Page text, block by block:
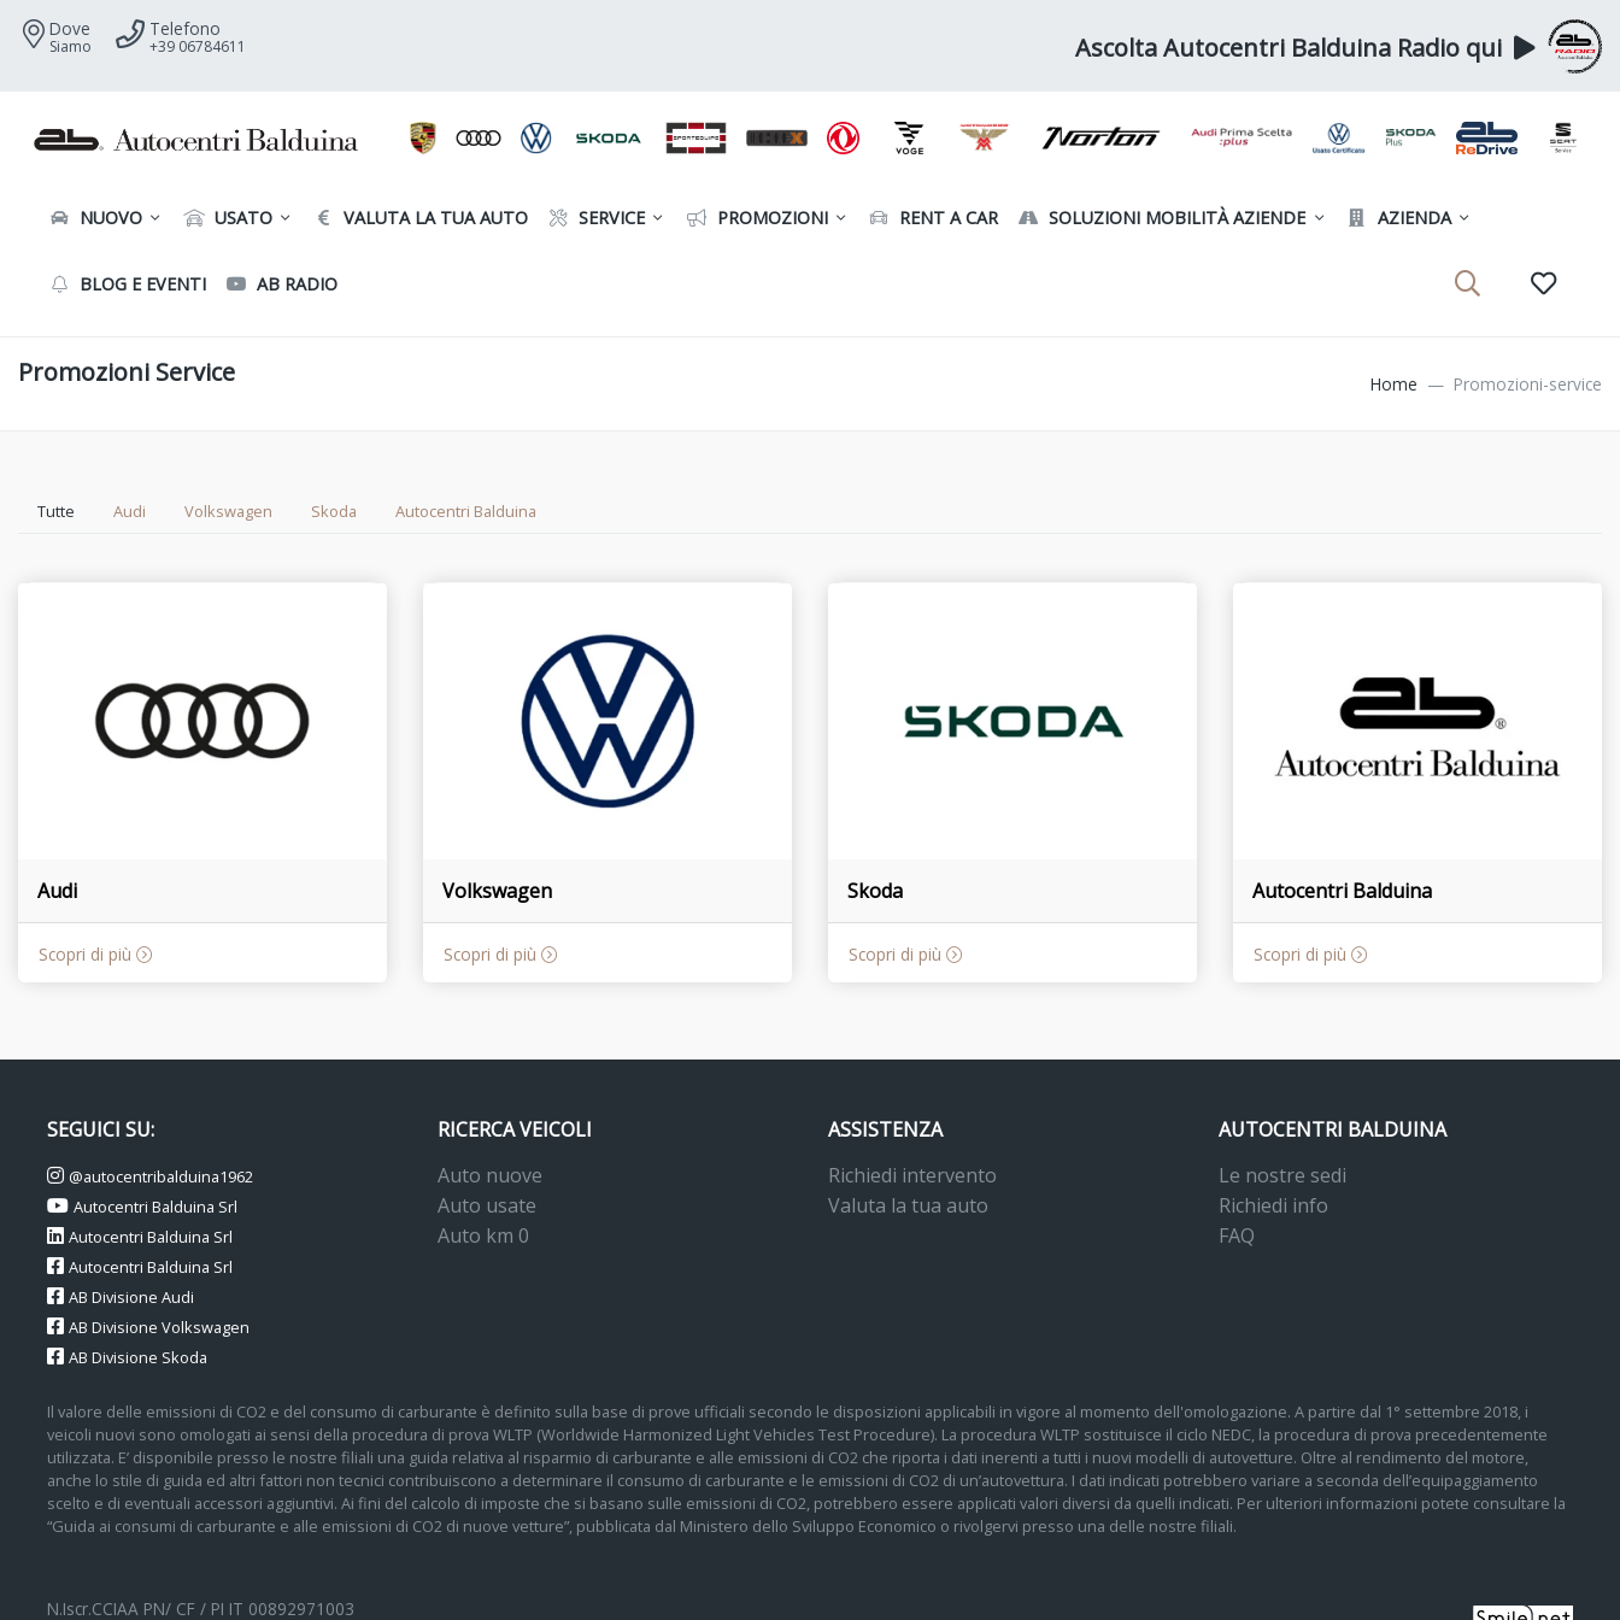
Dove
Siamo
Telefono
+39 06784611 Ascolta Autocentri Balduina Radio qui
NUOVO USATO VALUTA LA TUA AUTO SERVICE PROMOZIONI RENT A CAR SOLUZIONI MOBILITÀ AZIENDE AZIENDA
BLOG E EVENTI AB RADIO
Promozioni Service Home Promozioni-service
Tutte Audi Volkswagen Skoda Autocentri Balduina
Audi
Scopri di più
Volkswagen
Scopri di più
Skoda
Scopri di più
Autocentri Balduina
Scopri di più
SEGUICI SU:
@autocentribalduina1962
Autocentri Balduina Srl
Autocentri Balduina Srl
Autocentri Balduina Srl
AB Divisione Audi
AB Divisione Volkswagen
AB Divisione Skoda
RICERCA VEICOLI
Auto nuove
Auto usate
Auto km 0
ASSISTENZA
Richiedi intervento
Valuta la tua auto
AUTOCENTRI BALDUINA
Le nostre sedi
Richiedi info
FAQ
Il valore delle emissioni di CO2 e del consumo di carburante è definito sulla base di prove ufficiali secondo le disposizioni applicabili in vigore al momento dell'omologazione. A partire dal 1° settembre 2018, i
veicoli nuovi sono omologati ai sensi della procedura di prova WLTP (Worldwide Harmonized Light Vehicles Test Procedure). La procedura WLTP sostituisce il ciclo NEDC, la procedura di prova precedentemente
utilizzata. E’ disponibile presso le nostre filiali una guida relativa al risparmio di carburante e alle emissioni di CO2 che riporta i dati inerenti a tutti i nuovi modelli di autovetture. Oltre al rendimento del motore,
anche lo stile di guida ed altri fattori non tecnici contribuiscono a determinare il consumo di carburante e le emissioni di CO2 di un’autovettura. I dati indicati potrebbero variare a seconda dell’equipaggiamento
scelto e di eventuali accessori aggiuntivi. Ai fini del calcolo di imposte che si basano sulle emissioni di CO2, potrebbero essere applicati valori diversi da quelli indicati. Per ulteriori informazioni potete consultare la
“Guida ai consumi di carburante e alle emissioni di CO2 di nuove vetture”, pubblicata dal Ministero dello Sviluppo Economico o rivolgervi presso una delle nostre filiali.
N.Iscr.CCIAA PN/ CF / PI IT 00892971003